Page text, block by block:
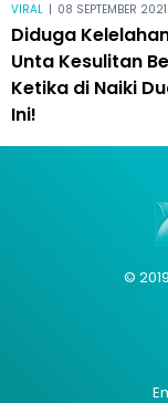
VIRAL | 08 SEPTEMBER 2021
Diduga
Unta Kesulitan
Ketika di Naiki
Ini!
© 2019